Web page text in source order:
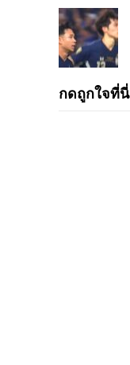
กดถูกใจที่นี่